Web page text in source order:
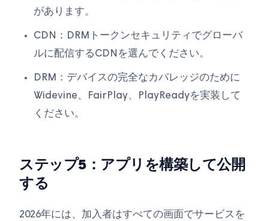
があります。
CDN：DRMトークンセキュリティでグローバ
ルに配信するCDNを選んでください。
DRM：デバイスの完全なカバレッジのために
Widevine、FairPlay、PlayReadyを実装して
ください。
ステップ5：アプリを構築して公開
する
2026年には、加入者はすべての画面でサービスを